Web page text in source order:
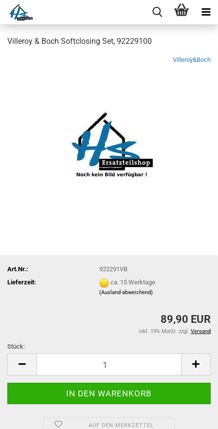
Villeroy & Boch Softclosing Set, 92229100
Villeroy&Boch
Art.Nr.:
922291VB
Lieferzeit:
ca. 15 Werktage
(Ausland abweichend)
89,90 EUR
inkl. 19% MwSt. zzgl. Versand
Stück:
AUF DEN MERKZETTEL